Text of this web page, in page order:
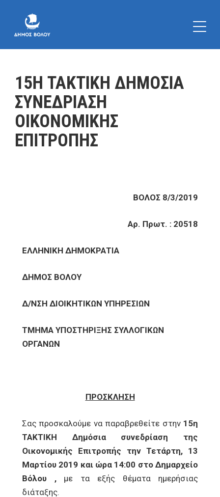
15Η ΤΑΚΤΙΚΗ ΔΗΜΟΣΙΑ
ΣΥΝΕΔΡΙΑΣΗ
ΟΙΚΟΝΟΜΙΚΗΣ
ΕΠΙΤΡΟΠΗΣ
ΒΟΛΟΣ 8/3/2019
Αρ. Πρωτ. : 20518
ΕΛΛΗΝΙΚΗ ΔΗΜΟΚΡΑΤΙΑ
ΔΗΜΟΣ ΒΟΛΟΥ
Δ/ΝΣΗ ΔΙΟΙΚΗΤΙΚΩΝ ΥΠΗΡΕΣΙΩΝ
ΤΜΗΜΑ ΥΠΟΣΤΗΡΙΞΗΣ ΣΥΛΛΟΓΙΚΩΝ
ΟΡΓΑΝΩΝ
ΠΡΟΣΚΛΗΣΗ
Σας προσκαλούμε να παραβρεθείτε στην15η
ΤΑΚΤΙΚΗ Δημόσια συνεδρίαση της
Οικονομικής Επιτροπής την Τετάρτη, 13
Μαρτίου 2019 και ώρα 14:00 στο Δημαρχείο
Βόλου ,με τα εξής θέματα ημερήσιας
διάταξης.